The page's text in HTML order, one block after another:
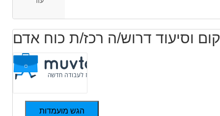
וסיעוד דרוש/ה רכז/ת כוח אדם
הגש מועמדות